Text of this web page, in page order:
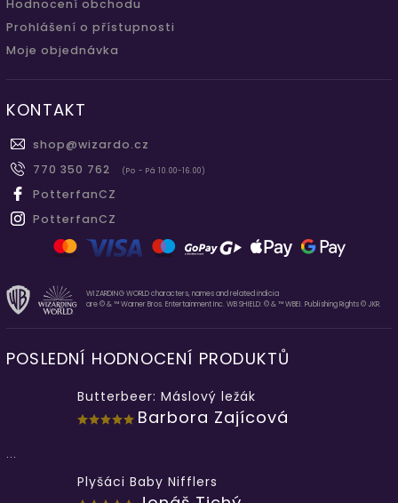
Hodnocení obchodu
Prohlášení o přístupnosti
Moje objednávka
KONTAKT
shop@wizardo.cz
770 350 762
(Po - Pá 10.00-16.00)
PotterfanCZ
PotterfanCZ
WIZARDING WORLD characters, names and related indicia
are © & ™ Warner Bros. Entertainment Inc. WB SHIELD: © & ™ WBEI. Publishing Rights © JKR.
POSLEDNÍ HODNOCENÍ PRODUKTŮ
Butterbeer: Máslový ležák
Barbora Zajícová
...
Plyšáci Baby Nifflers